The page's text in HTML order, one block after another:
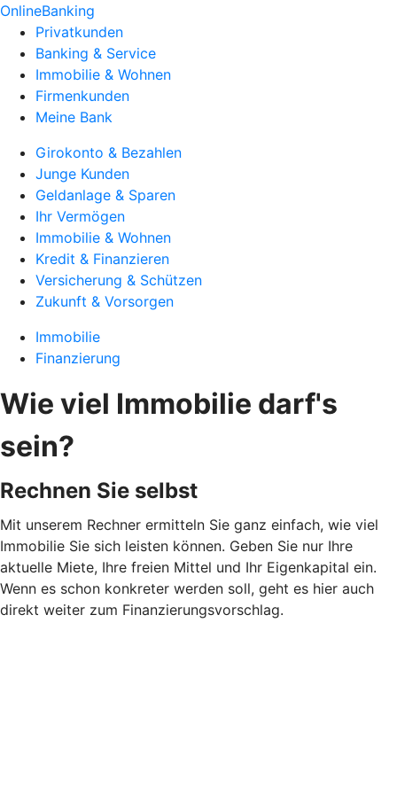
OnlineBanking
Privatkunden
Banking & Service
Immobilie & Wohnen
Firmenkunden
Meine Bank
Girokonto & Bezahlen
Junge Kunden
Geldanlage & Sparen
Ihr Vermögen
Immobilie & Wohnen
Kredit & Finanzieren
Versicherung & Schützen
Zukunft & Vorsorgen
Immobilie
Finanzierung
Wie viel Immobilie darf's
sein?
Rechnen Sie selbst
Mit unserem Rechner ermitteln Sie ganz einfach, wie viel
Immobilie Sie sich leisten können. Geben Sie nur Ihre
aktuelle Miete, Ihre freien Mittel und Ihr Eigenkapital ein.
Wenn es schon konkreter werden soll, geht es hier auch
direkt weiter zum Finanzierungsvorschlag.